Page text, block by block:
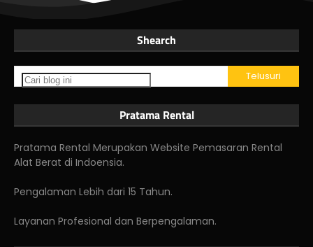
Shearch
Pratama Rental
Pratama Rental Merupakan Website Pemasaran Rental
Alat Berat di Indoensia.
Pengalaman Lebih dari 15 Tahun.
Layanan Profesional dan Berpengalaman.